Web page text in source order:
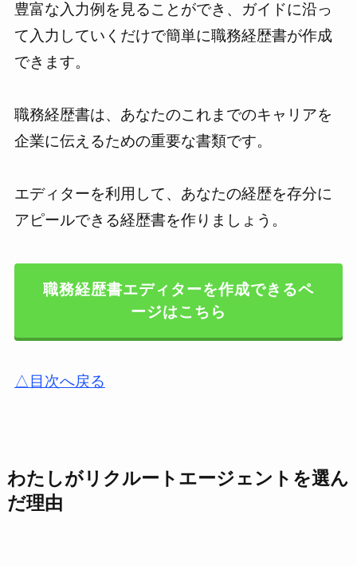
豊富な入力例を見ることができ、ガイドに沿っ
て入力していくだけで簡単に職務経歴書が作成
できます。
職務経歴書は、あなたのこれまでのキャリアを
企業に伝えるための重要な書類です。
エディターを利用して、あなたの経歴を存分に
アピールできる経歴書を作りましょう。
職務経歴書エディターを作成できるペ
ージはこちら
△目次へ戻る
わたしがリクルートエージェントを選ん
だ理由